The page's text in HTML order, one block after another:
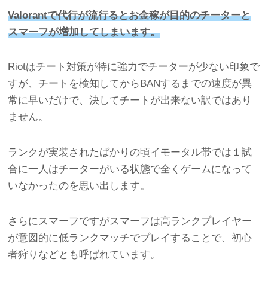
Valorantで代行が流行るとお金稼が目的のチーターと
スマーフが増加してしまいます。
Riotはチート対策が特に強力でチーターが少ない印象で
すが、チートを検知してからBANするまでの速度が異
常に早いだけで、決してチートが出来ない訳ではあり
ません。
ランクが実装されたばかりの頃イモータル帯では１試
合に一人はチーターがいる状態で全くゲームになって
いなかったのを思い出します。
さらにスマーフですがスマーフは高ランクプレイヤー
が意図的に低ランクマッチでプレイすることで、初心
者狩りなどとも呼ばれています。